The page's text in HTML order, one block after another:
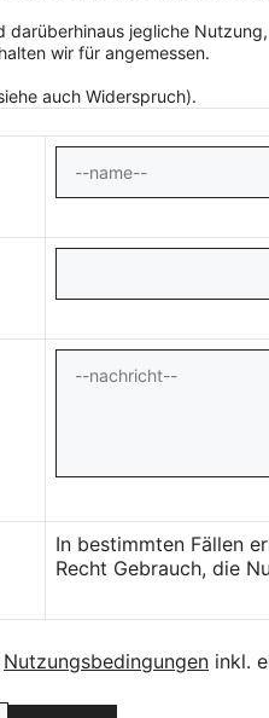
darüberhinaus jegliche
wir für angemessen.
auch Widerspruch).
In bestimmten Fällen
Recht Gebrauch, die
Nutzungsbedingungen inkl.